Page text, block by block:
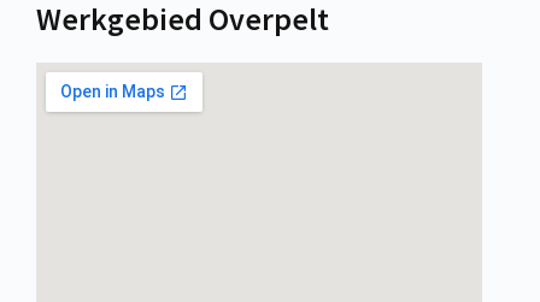
Werkgebied Overpelt